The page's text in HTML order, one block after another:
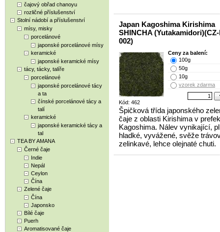
čajový obřad chanoyu
rozličné příslušenství
Stolní nádobí a příslušenství
mísy, misky
porcelánové
japonské porcelánové mísy
keramické
japonské keramické mísy
tácy, tácky, talíře
porcelánové
japonské porcelánové tácy
a ta
čínské porcelánové tácy a
talí
keramické
japonské keramické tácy a
tal
TEA BY AMANA
Černé čaje
Indie
Nepál
Ceylon
Čína
Zelené čaje
Čína
Japonsko
Bílé čaje
Puerh
Aromatisované čaje
Japan Kagoshima Kirishima
SHINCHA
002)
Kód: 462
Ceny za balení:
100g
50g
10g
vzorek zdarma
Špičková třída japonského
čaje z oblasti Kirishima v
Kagoshima. Nálev vynikající,
hladké, vyvážené, svěže
zelinkavé, lehce olejnaté chuti.